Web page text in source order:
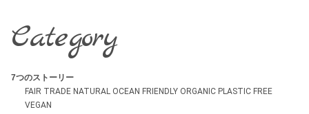
Category
7つのストーリー
FAIR TRADE NATURAL OCEAN FRIENDLY ORGANIC PLASTIC FREE
VEGAN